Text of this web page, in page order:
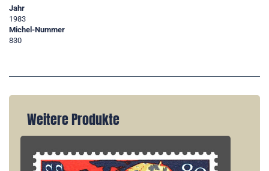
Jahr
1983
Michel-Nummer
830
Weitere Produkte